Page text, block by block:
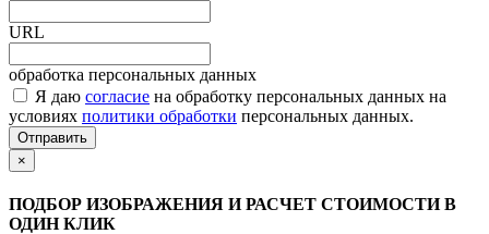
URL
обработка персональных данных
Я даю согласие на обработку персональных данных на
условиях политики обработки персональных данных.
Отправить
×
ПОДБОР ИЗОБРАЖЕНИЯ И РАСЧЕТ СТОИМОСТИ В
ОДИН КЛИК